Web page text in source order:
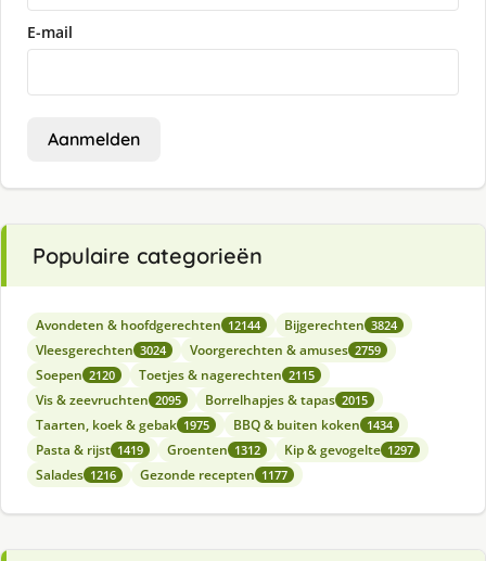
E-mail
Aanmelden
Populaire categorieën
Avondeten & hoofdgerechten 12144 Bijgerechten 3824
Vleesgerechten 3024 Voorgerechten & amuses 2759
Soepen 2120 Toetjes & nagerechten 2115
Vis & zeevruchten 2095 Borrelhapjes & tapas 2015
Taarten, koek & gebak 1975 BBQ & buiten koken 1434
Pasta & rijst 1419 Groenten 1312 Kip & gevogelte 1297
Salades 1216 Gezonde recepten 1177